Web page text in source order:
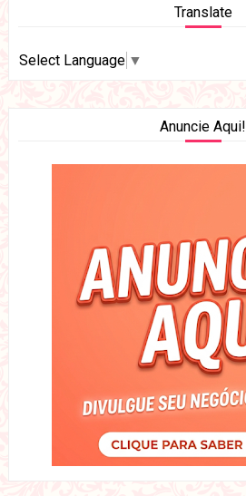
Translate
Select Language ▼
Anuncie Aqui!